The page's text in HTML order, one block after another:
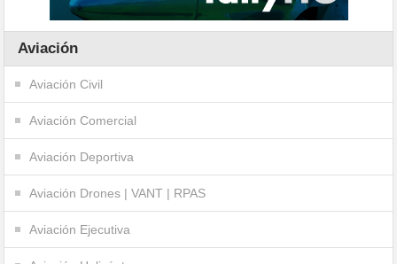
Aviación
Aviación Civil
Aviación Comercial
Aviación Deportiva
Aviación Drones | VANT | RPAS
Aviación Ejecutiva